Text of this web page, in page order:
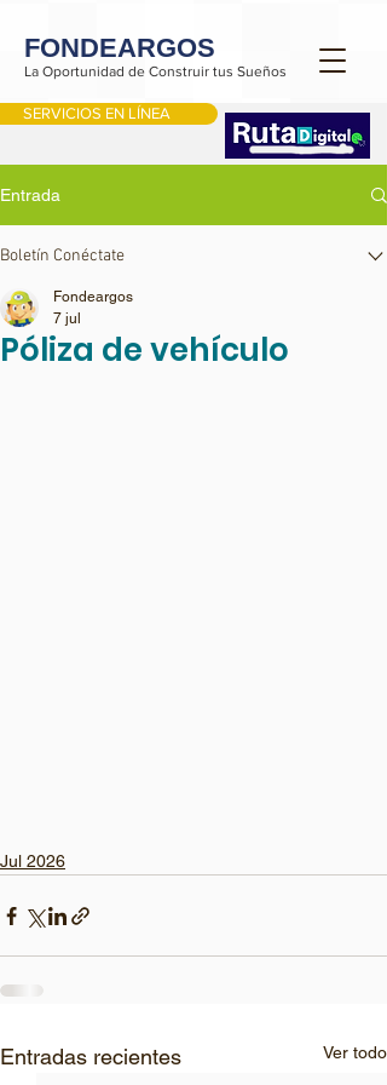
FONDEARGOS
SERVICIOS EN LÍNEA
La Oportunidad de Construir tus Sueños
Entrada
Boletín Conéctate
Póliza de vehículo
Fondeargos
7 jul
Jul 2026
Entradas recientes Ver todo